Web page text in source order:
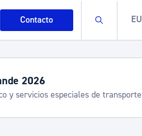
Contacto Buscar EU
2026
y servicios especiales de transporte